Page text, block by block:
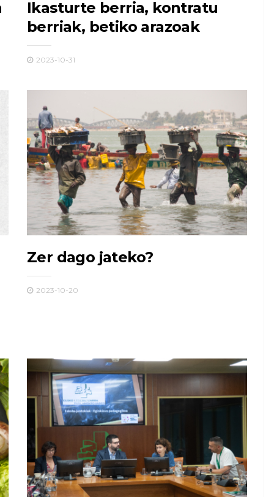
Ikasturte berria, kontratu
berriak, betiko arazoak
2023-10-31
Zer dago jateko?
2023-10-20